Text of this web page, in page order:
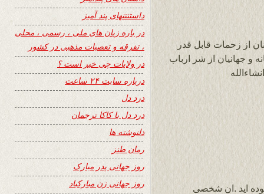
از زحمات قابل قدر
و جهانیان از شر ارباب
اید .ان شخصی
داستنتنهای پند آمیز
در باره زبان های ملی ، رسمی ، محلی
، تفرقه و تعصبات مذهبی در کشور
در ولایات چی خبر است ؟
درباره سایت ۲۴ ساعت
درد دل
درد دل با کاکا ترجمان
دلنوشته ها
رمان طنز
روز جهانی پدر مبارک
روز جهانی زن مبارکباد